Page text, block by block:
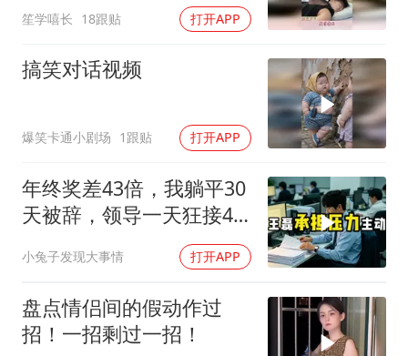
全民健身事业高质量发展
乐享全民健身 共筑健康中国
笙学嘻长 18跟贴 打开APP
搞笑对话视频
爆笑卡通小剧场 1跟贴 打开APP
年终奖差43倍，我躺平30
天被辞，领导一天狂接47
小兔子发现大事情 打开APP
盘点情侣间的假动作过
招！一招剩过一招！